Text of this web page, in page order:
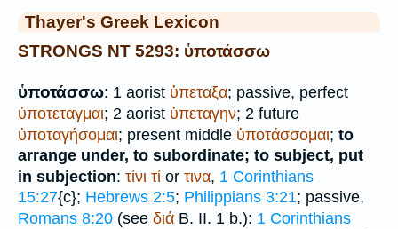
Thayer's Greek Lexicon
STRONGS NT 5293: ὑποτάσσω
ὑποτάσσω: 1 aorist ὑπεταξα; passive, perfect
ὑποτεταγμαι; 2 aorist ὑπεταγην; 2 future
ὑποταγήσομαι; present middle ὑποτάσσομαι; to
arrange under, to subordinate; to subject, put
in subjection: τίνι τί or τινα, 1 Corinthians
15:27{c}; Hebrews 2:5; Philippians 3:21; passive,
Romans 8:20 (see διά B. II. 1 b.): 1 Corinthians